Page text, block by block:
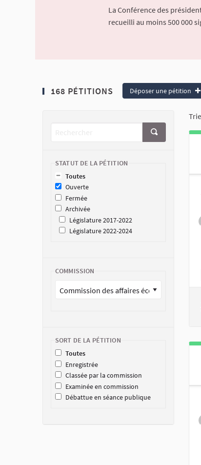
La Conférence des
recueilli au moins 500 000
168 PÉTITIONS Déposer une pétition
STATUT DE LA PÉTITION
Toutes
Ouverte
Fermée
Archivée
Législature 2017-2022
Législature 2022-2024
COMMISSION
SORT DE LA PÉTITION
Toutes
Enregistrée
Classée par la commission
Examinée en commission
Débattue en séance publique